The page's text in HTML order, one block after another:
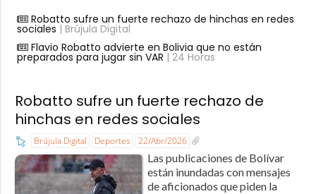
Robatto sufre un fuerte rechazo de hinchas en redes
sociales | Brújula Digital
Flavio Robatto advierte en Bolivia que no están
preparados para jugar sin VAR | 24 Horas
Robatto sufre un fuerte rechazo de
hinchas en redes sociales
Brújula Digital Deportes 22/Abr/2026
Las publicaciones de Bolívar
están inundadas con mensajes
de aficionados que piden la